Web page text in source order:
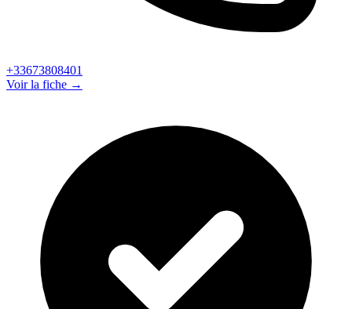
+33673808401
Voir la fiche →